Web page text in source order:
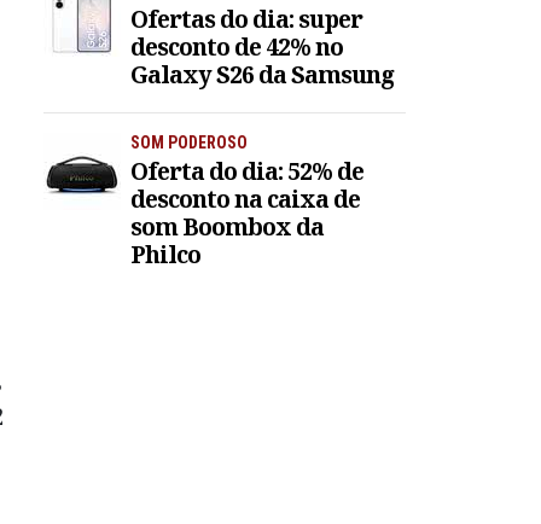
Ofertas do dia: super
desconto de 42% no
Galaxy S26 da Samsung
SOM PODEROSO
Oferta do dia: 52% de
desconto na caixa de
som Boombox da
Philco